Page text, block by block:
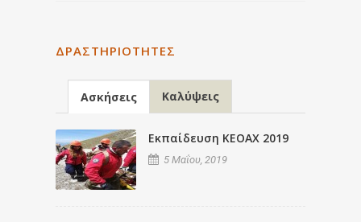
ΔΡΑΣΤΗΡΙΌΤΗΤΕΣ
Ασκήσεις Καλύψεις
Εκπαίδευση ΚΕΟΑΧ 2019
5 Μαΐου, 2019